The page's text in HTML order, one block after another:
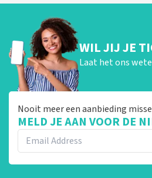
WIL JIJ JE
Laat het ons
Nooit meer een aanbieding
MELD JE AAN VOOR DE